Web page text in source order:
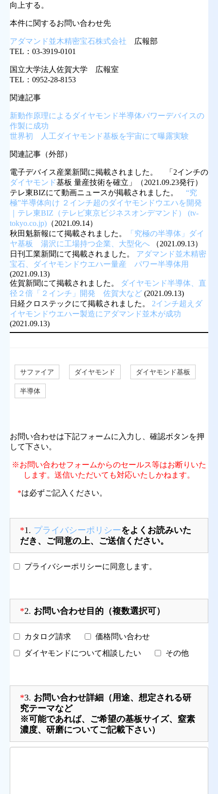
向上する。
本件に関するお問い合わせ先
アダマンド並木精密宝石株式会社 広報部
TEL：03-3919-0101
国立大学法人佐賀大学 広報室
TEL：0952-28-8153
関連記事
新動作原理によるダイヤモンド半導体パワーデバイスの
作製に成功
世界初 人工ダイヤモンド基板を宇宙にて曝露実験
関連記事（外部）
電子デバイス産業新聞に掲載されました。 「2インチの
ダイヤモンド基板 量産技術を確立」（2021.09.23発行）
テレ東BIZにて動画ニュースが掲載されました。 “究
極”半導体向け ２インチ超のダイヤモンドウエハを開発
｜テレ東BIZ（テレビ東京ビジネスオンデマンド） (tv-
tokyo.co.jp) （2021.09.14）
秋田魁新報にて掲載されました。
「究極の半導体」ダイ
ヤ基板 湯沢に工場持つ企業、大型化へ （2021.09.13）
日刊工業新聞にて掲載されました。 アダマンド並木精密
宝石、ダイヤモンドウエハー量産 パワー半導体用
(2021.09.13)
佐賀新聞にて掲載されました。
ダイヤモンド半導体、直
径２倍「２インチ」開発 佐賀大など (2021.09.13)
日経クロステックにて掲載されました。 2インチ超えダ
イヤモンドウエハー製造にアダマンド並木が成功
(2021.09.13)
サファイア ダイヤモンド ダイヤモンド基板
半導体
お問い合わせは下記フォームに入力し、確認ボタンを押
して下さい。
※お問い合わせフォームからのセールス等はお断りいた
します。送信いただいても対応いたしかねます。
*は必ずご記入ください。
*1. プライバシーポリシーをよくお読みいた
だき、ご同意の上、ご送信ください。
プライバシーポリシーに同意します。
*2. お問い合わせ目的（複数選択可）
カタログ請求
価格問い合わせ
ダイヤモンドについて相談したい
その他
*3. お問い合わせ詳細（用途、想定される研
究テーマなど
※可能であれば、ご希望の基板サイズ、窒素
濃度、研磨についてご記載下さい）